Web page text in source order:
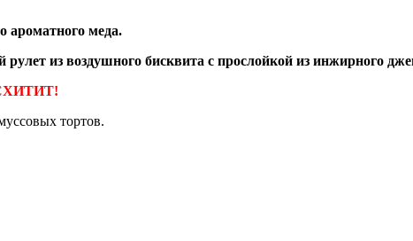
ароматного меда.
из воздушного бисквита с прослойкой из инжирного
тортов.